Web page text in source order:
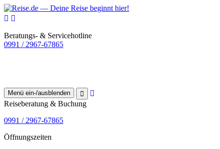
Beratungs- & Servicehotline
0991 / 2967-67865
Menü ein-/ausblenden
Reiseberatung & Buchung
0991 / 2967-67865
Öffnungszeiten